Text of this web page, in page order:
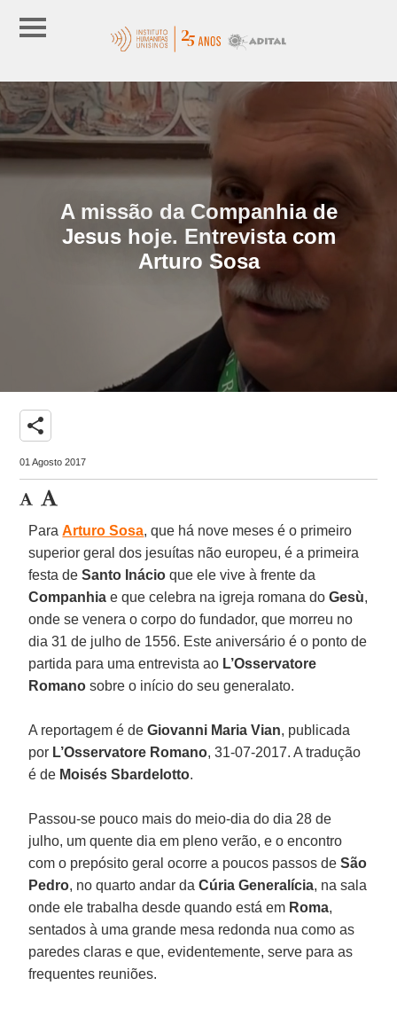
A missão da Companhia de
Jesus hoje. Entrevista com
Arturo Sosa
share
01 Agosto 2017
ParaArturo Sosa, que há nove meses é o primeiro
superior geral dos jesuítas não europeu, é a primeira
festa deSanto Inácio que ele vive à frente da
Companhia e que celebra na igreja romana doGesù,
onde se venera o corpo do fundador, que morreu no
dia 31 de julho de 1556. Este aniversário é o ponto de
partida para uma entrevista ao L’Osservatore
Romano sobre o início do seu generalato.
A reportagem é deGiovanni Maria Vian, publicada
por L’Osservatore Romano, 31-07-2017. A tradução
é de Moisés Sbardelotto.
Passou-se pouco mais do meio-dia do dia 28 de
julho, um quente dia em pleno verão, e o encontro
com o prepósito geral ocorre a poucos passos deSão
Pedro, no quarto andar daCúria Generalícia, na sala
onde ele trabalha desde quando está em Roma,
sentados à uma grande mesa redonda nua como as
paredes claras e que, evidentemente, serve para as
frequentes reuniões.